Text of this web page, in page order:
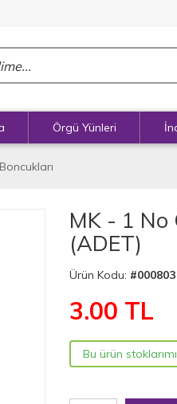
Örgü Yünleri
MK - 1 No
(ADET)
Ürün Kodu: #000803
3.00 TL
Bu ürün